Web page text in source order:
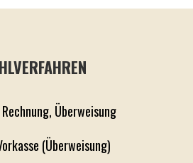
(Überweisung)